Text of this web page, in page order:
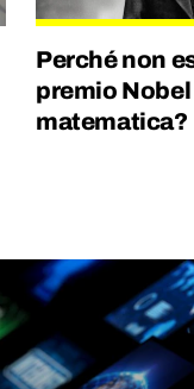
Perché non
premio Nobel
matematica?